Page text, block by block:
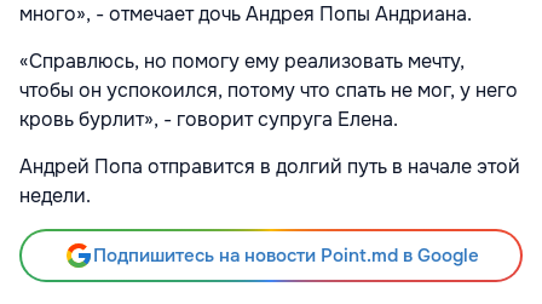
много», - отмечает дочь Андрея Попы Андриана.
«Справлюсь, но помогу ему реализовать мечту,
чтобы он успокоился, потому что спать не мог, у него
кровь бурлит», - говорит супруга Елена.
Андрей Попа отправится в долгий путь в начале этой
недели.
Подпишитесь на новости Point.md в Google